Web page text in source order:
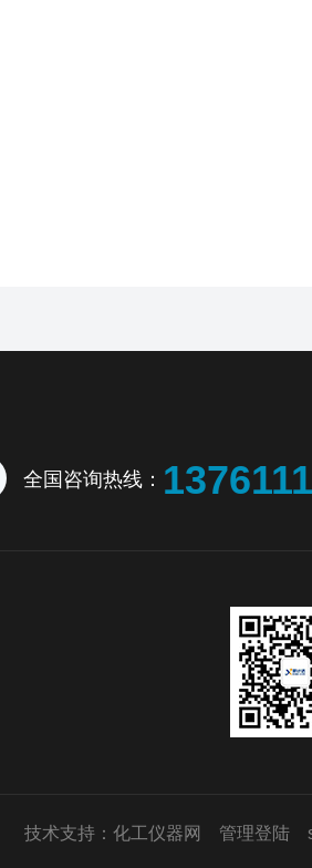
全国咨询热线：
技术支持： 化工仪器网 管理登陆